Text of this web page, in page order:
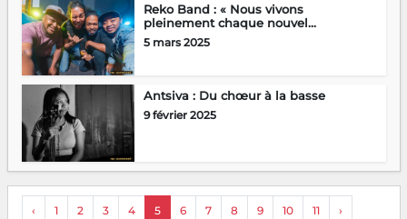
Reko Band : « Nous vivons
pleinement chaque nouvel...
5 mars 2025
Antsiva : Du chœur à la basse
9 février 2025
‹ 1 2 3 4 5 6 7 8 9 10 11 ›